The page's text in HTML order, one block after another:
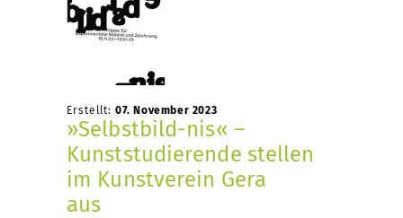
Erstellt: 07. November 2023
»Selbstbild-nis« –
Kunststudierende stellen
im Kunstverein Gera
aus